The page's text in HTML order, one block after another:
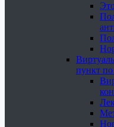
пункт